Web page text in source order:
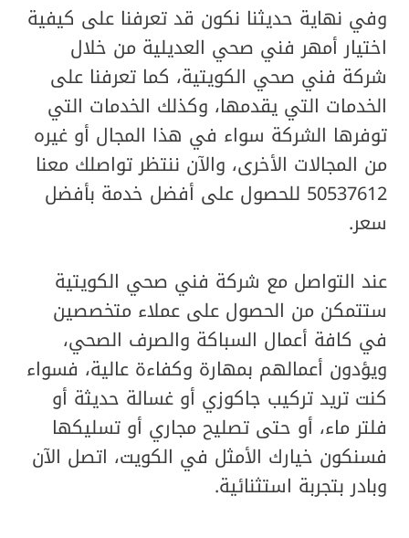
وفي نهاية حديثنا نكون قد تعرفنا على كيفية
اختيار أمهر فني صحي العديلية من خلال
شركة فني صحي الكويتية، كما تعرفنا على
الخدمات التي يقدمها، وكذلك الخدمات التي
توفرها الشركة سواء في هذا المجال أو غيره
من المجالات الأخرى، والآن ننتظر تواصلك معنا
50537612 للحصول على أفضل خدمة بأفضل
سعر.
عند التواصل مع شركة فني صحي الكويتية
ستتمكن من الحصول على عملاء متخصصين
في كافة أعمال السباكة والصرف الصحي،
ويؤدون أعمالهم بمهارة وكفاءة عالية، فسواء
كنت تريد تركيب جاكوزي أو غسالة حديثة أو
فلتر ماء، أو حتى تصليح مجاري أو تسليكها
فسنكون خيارك الأمثل في الكويت، اتصل الآن
وبادر بتجربة استثنائية.